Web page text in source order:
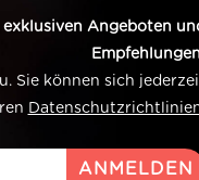
Angeboten
Sie können sich